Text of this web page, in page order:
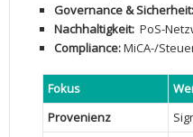
Governance & ⁤Sicherheit:
Nachhaltigkeit: PoS-
Compliance:MiCA-/
Fokus
Provenienz